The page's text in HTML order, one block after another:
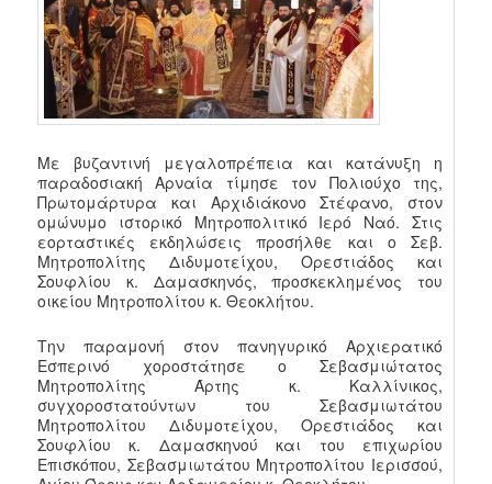
Με βυζαντινή μεγαλοπρέπεια και κατάνυξη η
παραδοσιακή Αρναία τίμησε τον Πολιούχο της,
Πρωτομάρτυρα και Αρχιδιάκονο Στέφανο, στον
ομώνυμο ιστορικό Μητροπολιτικό Ιερό Ναό. Στις
εορταστικές εκδηλώσεις προσήλθε και ο Σεβ.
Μητροπολίτης Διδυμοτείχου, Ορεστιάδος και
Σουφλίου κ. Δαμασκηνός, προσκεκλημένος του
οικείου Μητροπολίτου κ. Θεοκλήτου.
Την παραμονή στον πανηγυρικό Αρχιερατικό
Εσπερινό χοροστάτησε ο Σεβασμιώτατος
Μητροπολίτης Άρτης κ. Καλλίνικος,
συγχοροστατούντων του Σεβασμιωτάτου
Μητροπολίτου Διδυμοτείχου, Ορεστιάδος και
Σουφλίου κ. Δαμασκηνού και του επιχωρίου
Επισκόπου, Σεβασμιωτάτου Μητροπολίτου Ιερισσού,